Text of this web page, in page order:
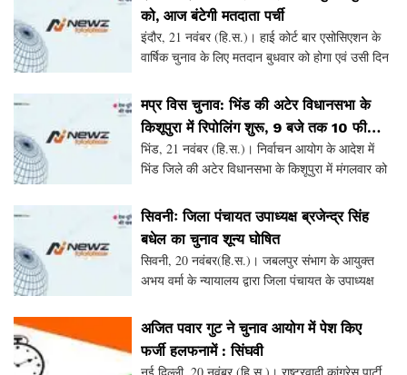
को, आज बंटेगी मतदाता पर्ची
इंदौर, 21 नवंबर (हि.स.)। हाई कोर्ट बार एसोसिएशन के
वार्षिक चुनाव के लिए मतदान बुधवार को होगा एवं उसी दिन
मतदाता पर्ची का वितरण होगा। मतदान के लिए प
मप्र विस चुनाव: भिंड की अटेर विधानसभा के
किशूपुरा में रिपोलिंग शुरू, 9 बजे तक 10 फीसदी
मतदान
भिंड, 21 नवंबर (हि.स.)। निर्वाचन आयोग के आदेश में
भिंड जिले की अटेर विधानसभा के किशूपुरा में मंगलवार को
प्रतिशत मतदान हो चुका था। बीते 17 नवंबर को मत
सिवनीः जिला पंचायत उपाध्यक्ष ब्रजेन्द्र सिंह
बधेल का चुनाव शून्य घोषित
सिवनी, 20 नवंबर(हि.स.)। जबलपुर संभाग के आयुक्त
अभय वर्मा के न्यायालय द्वारा जिला पंचायत के उपाध्यक्ष
अर्जिया, भ्रष्टाचार और सदस्यता के लिय निरर्हत
अजित पवार गुट ने चुनाव आयोग में पेश किए
फर्जी हलफनामें : सिंघवी